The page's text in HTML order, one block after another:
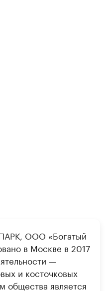
ООО «Богатый
в Москве в 2017
—
и косточковых
общества является